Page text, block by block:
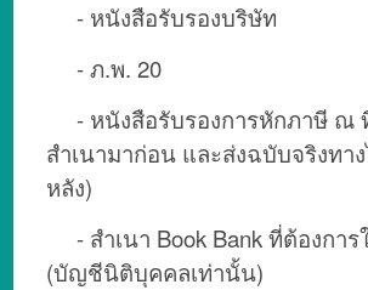
- หนังสือรับรองบริษัท
- ภ.พ. 20
- หนังสือรับรองการหักภาษี ณ
สำเนามาก่อน และส่งฉบับจริงทา
หลัง)
- สำเนา Book Bank ที่ต้องกา
(บัญชีนิติบุคคลเท่านั้น)